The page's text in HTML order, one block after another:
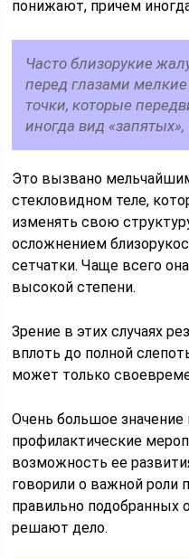
понижают, причем
Часто близорукие
перед глазами
точки, которые
иногда вид «запятых»,
Это вызвано
стекловидном теле,
изменять свою
осложнением
сетчатки. Чаще всего
высокой степени.
Зрение в этих случаях
вплоть до полной
может только
Очень большое
профилактические
возможность ее
говорили о важной роли
правильно подобранных
решают дело.